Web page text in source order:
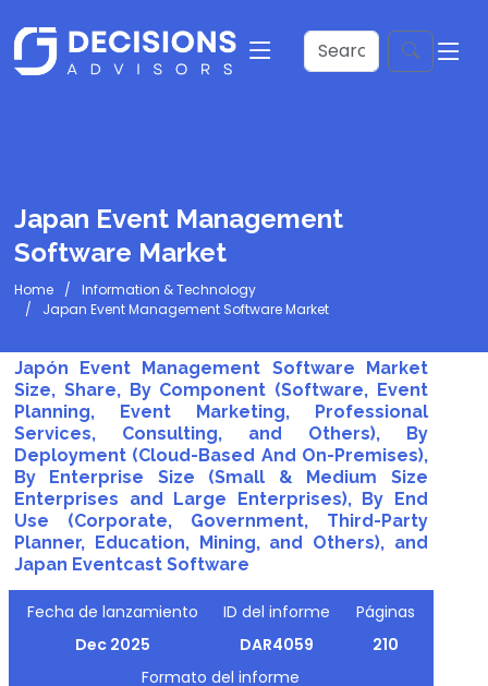
Japan Event Management
Software Market
Home
Information & Technology
Japan Event Management Software Market
Japón Event Management Software Market
Size, Share, By Component (Software, Event
Planning, Event Marketing, Professional
Services, Consulting, and Others), By
Deployment (Cloud-Based And On-Premises),
By Enterprise Size (Small & Medium Size
Enterprises and Large Enterprises), By End
Use (Corporate, Government, Third-Party
Planner, Education, Mining, and Others), and
Japan Eventcast Software
Fecha de lanzamiento
Dec 2025
ID del informe
DAR4059
Páginas
210
Formato del informe